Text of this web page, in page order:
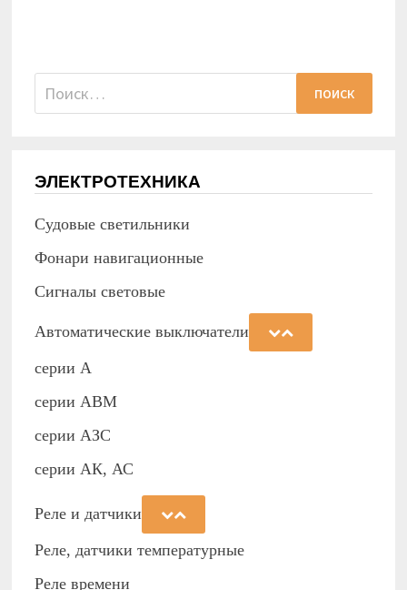
Найти:
ЭЛЕКТРОТЕХНИКА
Судовые светильники
Фонари навигационные
Сигналы световые
Автоматические выключатели
серии А
серии АВМ
cерии АЗС
серии АК, АС
Реле и датчики
Реле, датчики температурные
Реле времени